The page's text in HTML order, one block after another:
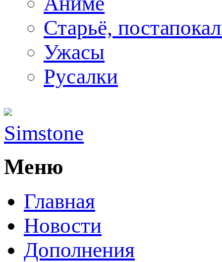
Старьё,
Ужасы
Русалки
Simstone
Меню
Главная
Новости
Дополнения